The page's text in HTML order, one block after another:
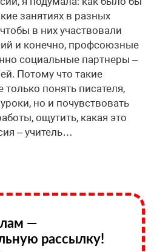
занятиях в разных
в них участвовали
и конечно, профсоюзные
социальные партнеры –
Потому что такие
понять писателя,
но и почувствовать
ощутить, какая это
– учитель…
—
рассылку!